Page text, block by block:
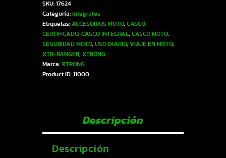
ECE-
2206
Xtrong
suzuka
gris
mate
visor
plateado
SKU: 17624
Categoría: Integrales
Etiquetas: ACCESORIOS MOTO, CASCO
CERTIFICADO, CASCO INTEGRAL, CASCO MOTO,
SEGURIDAD MOTO, USO DIARIO, VIAJE EN MOTO,
XTR-RANGER, XTRONG
Marca: XTRONG
Product ID: 11000
Descripción
Descripción